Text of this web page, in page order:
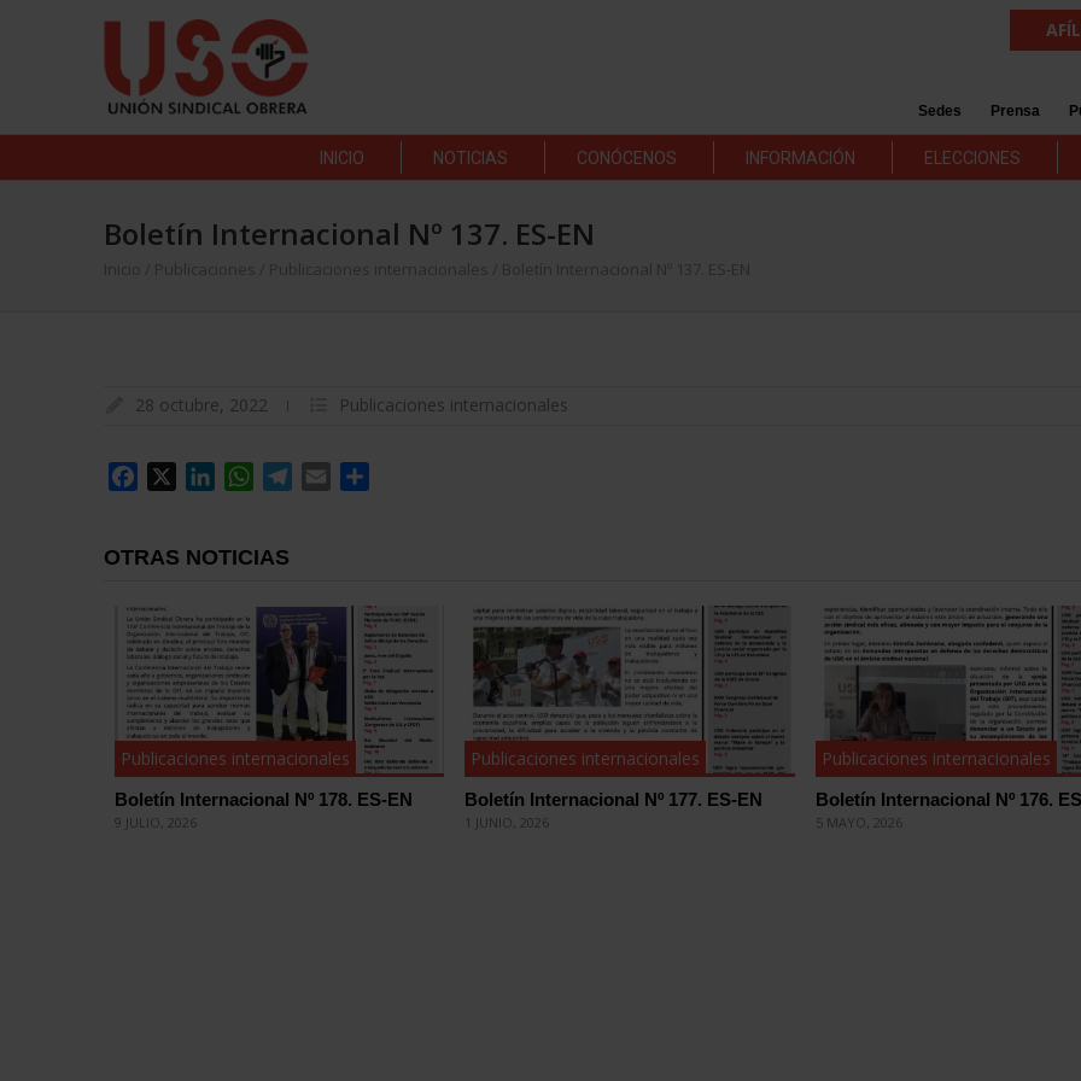
Sedes Prensa
INICIO NOTICIAS CONÓCENOS INFORMACIÓN ELECCIONES
Boletín Internacional Nº 137. ES-EN
Inicio Publicaciones Publicaciones internacionales Boletín Internacional Nº 137. ES-EN
28 octubre, 2022 Publicaciones internacionales
Facebook LinkedInWhatsApp
Telegram
Email
OTRAS NOTICIAS
Publicaciones internacionales
Boletín Internacional Nº 178. ES-EN
9 JULIO, 2026
Publicaciones internacionales
Boletín Internacional Nº 177. ES-EN
1 JUNIO, 2026
Publicaciones internacionales
Boletín Internacional Nº 176.
5 MAYO, 2026